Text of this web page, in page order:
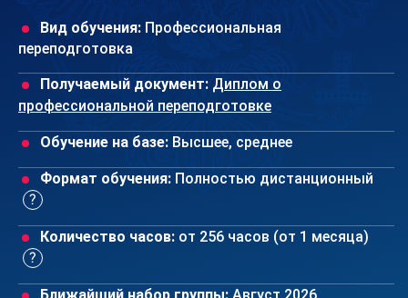
Вид обучения: Профессиональная
переподготовка
Получаемый документ: Диплом о
профессиональной переподготовке
Обучение на базе: Высшее, среднее
Формат обучения: Полностью дистанционный
Количество часов: от 256 часов (от 1 месяца)